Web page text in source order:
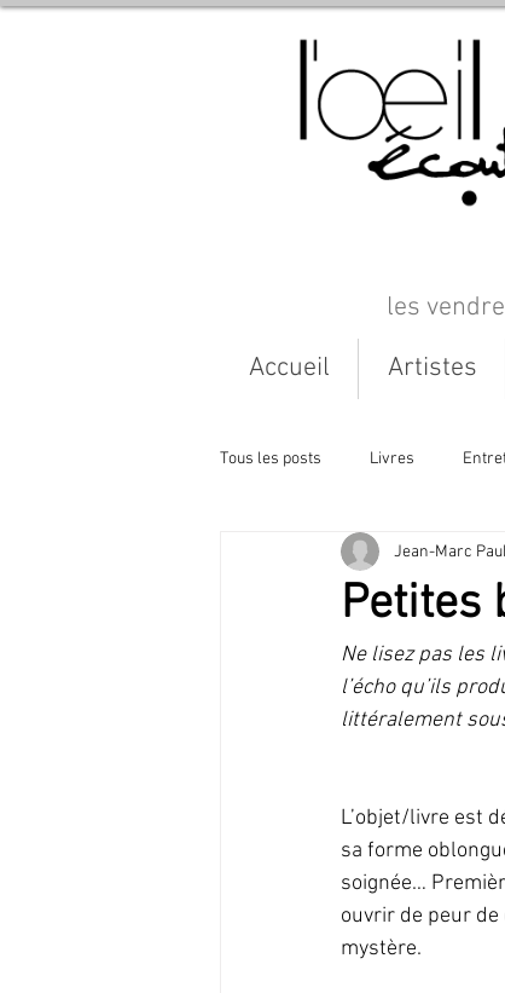
les
Accueil
Artistes
Tous les posts Livres
Témoignage Musique
Petites
Jean-Marc
Ne lisez pas les
l’écho qu’ils
littéralement
L’objet/livre est
sa forme
soignée…
ouvrir de peur
mystère.